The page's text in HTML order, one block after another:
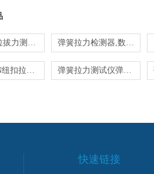
线材端子拉拔力测试机 弹簧拉力检测器,数显弹簧压力测试仪价格
SGNL300N纽扣拉力测试仪 扣子拉脱力强度试验机 弹簧拉力测试仪弹簧拉力测试仪
快速链接